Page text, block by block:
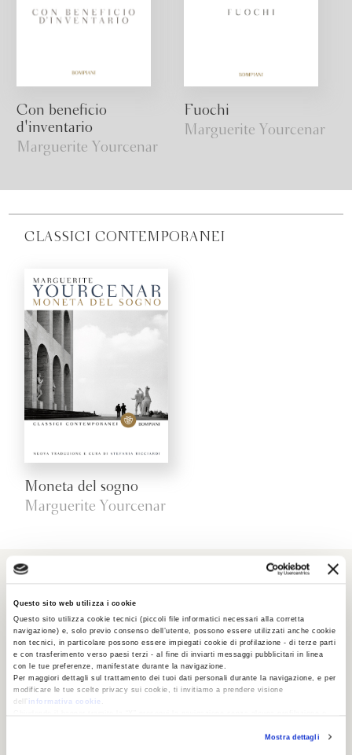
Questo sito web utilizza i cookie
Questo sito utilizza cookie tecnici (piccoli file informatici necessari alla corretta
navigazione) e, solo previo consenso dell’utente, possono essere utilizzati anche cookie
non tecnici, in particolare possono essere impiegati cookie di profilazione - di terze parti
e con trasferimento verso paesi terzi - al fine di inviarti messaggi pubblicitari in linea
con le tue preferenze, manifestate durante la navigazione.
Per maggiori dettagli sul trattamento dei tuoi dati personali durante la navigazione, e per
modificare le tue scelte privacy sui cookie, ti invitiamo a prendere visione
dell’
informativa cookie
RevocaMostra dettagli
Con beneficio
d'inventario
Marguerite Yourcenar
Fuochi
Marguerite Yourcenar
CLASSICI CONTEMPORANEI
Moneta del sogno
Marguerite Yourcenar